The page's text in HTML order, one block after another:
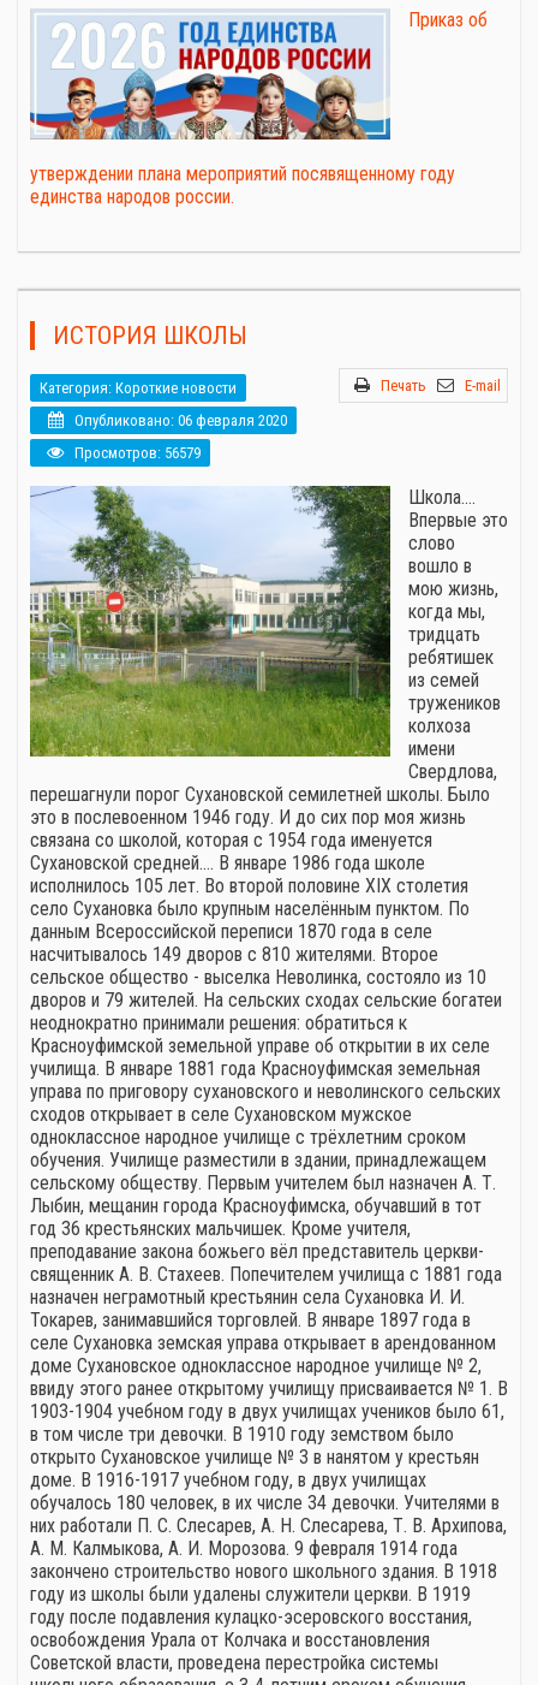
Приказ об
утверждении плана мероприятий посявященному году
единства народов россии.
ИСТОРИЯ ШКОЛЫ
Печать E-mail
Категория: Короткие новости
Опубликовано: 06 февраля 2020
Просмотров: 56579
Школа.…
Впервые это
слово
вошло в
мою жизнь,
когда мы,
тридцать
ребятишек
из семей
тружеников
колхоза
имени
Свердлова,
перешагнули порог Сухановской семилетней школы. Было
это в послевоенном 1946 году. И до сих пор моя жизнь
связана со школой, которая с 1954 года именуется
Сухановской средней.… В январе 1986 года школе
исполнилось 105 лет. Во второй половине XIX столетия
село Сухановка было крупным населённым пунктом. По
данным Всероссийской переписи 1870 года в селе
насчитывалось 149 дворов с 810 жителями. Второе
сельское общество - выселка Неволинка, состояло из 10
дворов и 79 жителей. На сельских сходах сельские богатеи
неоднократно принимали решения: обратиться к
Красноуфимской земельной управе об открытии в их селе
училища. В январе 1881 года Красноуфимская земельная
управа по приговору сухановского и неволинского сельских
сходов открывает в селе Сухановском мужское
одноклассное народное училище с трёхлетним сроком
обучения. Училище разместили в здании, принадлежащем
сельскому обществу. Первым учителем был назначен А. Т.
Лыбин, мещанин города Красноуфимска, обучавший в тот
год 36 крестьянских мальчишек. Кроме учителя,
преподавание закона божьего вёл представитель церкви-
священник А. В. Стахеев. Попечителем училища с 1881 года
назначен неграмотный крестьянин села Сухановка И. И.
Токарев, занимавшийся торговлей. В январе 1897 года в
селе Сухановка земская управа открывает в арендованном
доме Сухановское одноклассное народное училище № 2,
ввиду этого ранее открытому училищу присваивается № 1. В
1903-1904 учебном году в двух училищах учеников было 61,
в том числе три девочки. В 1910 году земством было
открыто Сухановское училище № 3 в нанятом у крестьян
доме. В 1916-1917 учебном году, в двух училищах
обучалось 180 человек, в их числе 34 девочки. Учителями в
них работали П. С. Слесарев, А. Н. Слесарева, Т. В. Архипова,
А. М. Калмыкова, А. И. Морозова. 9 февраля 1914 года
закончено строительство нового школьного здания. В 1918
году из школы были удалены служители церкви. В 1919
году после подавления кулацко-эсеровского восстания,
освобождения Урала от Колчака и восстановления
Советской власти, проведена перестройка системы